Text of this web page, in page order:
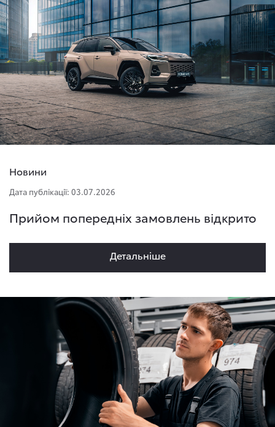
Новини
Дата публікації: 03.07.2026
Прийом попередніх замовлень відкрито
Детальнiше